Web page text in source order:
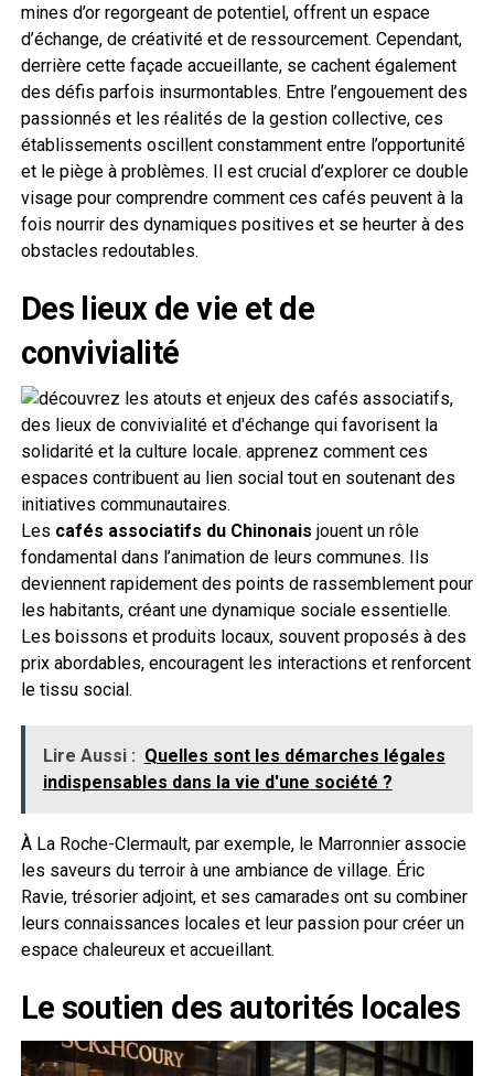
mines d’or regorgeant de potentiel, offrent un espace
d’échange, de créativité et de ressourcement. Cependant,
derrière cette façade accueillante, se cachent également
des défis parfois insurmontables. Entre l’engouement des
passionnés et les réalités de la gestion collective, ces
établissements oscillent constamment entre l’opportunité
et le piège à problèmes. Il est crucial d’explorer ce double
visage pour comprendre comment ces cafés peuvent à la
fois nourrir des dynamiques positives et se heurter à des
obstacles redoutables.
Des lieux de vie et de
convivialité
Les cafés associatifs du Chinonais jouent un rôle
fondamental dans l’animation de leurs communes. Ils
deviennent rapidement des points de rassemblement pour
les habitants, créant une dynamique sociale essentielle.
Les boissons et produits locaux, souvent proposés à des
prix abordables, encouragent les interactions et renforcent
le tissu social.
Lire Aussi : Quelles sont les démarches légales
indispensables dans la vie d'une société ?
À La Roche-Clermault, par exemple, le Marronnier associe
les saveurs du terroir à une ambiance de village. Éric
Ravie, trésorier adjoint, et ses camarades ont su combiner
leurs connaissances locales et leur passion pour créer un
espace chaleureux et accueillant.
Le soutien des autorités locales